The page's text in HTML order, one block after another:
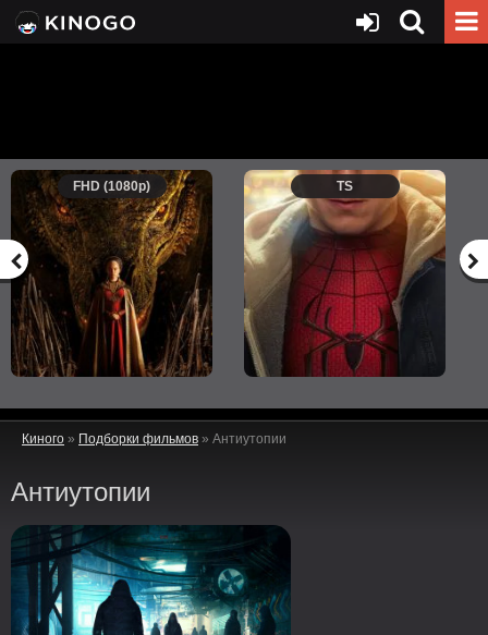
FHD (1080p) TS
Киного » Подборки фильмов » Антиутопии
Антиутопии